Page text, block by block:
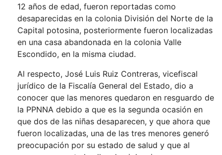
12 años de edad, fueron reportadas como
desaparecidas en la colonia División del Norte de la
Capital potosina, posteriormente fueron localizadas
en una casa abandonada en la colonia Valle
Escondido, en la misma ciudad.
Al respecto, José Luis Ruiz Contreras, vicefiscal
jurídico de la Fiscalía General del Estado, dio a
conocer que las menores quedaron en resguardo de
la PPNNA debido a que es la segunda ocasión en
que dos de las niñas desaparecen, y que ahora que
fueron localizadas, una de las tres menores generó
preocupación por su estado de salud y que al